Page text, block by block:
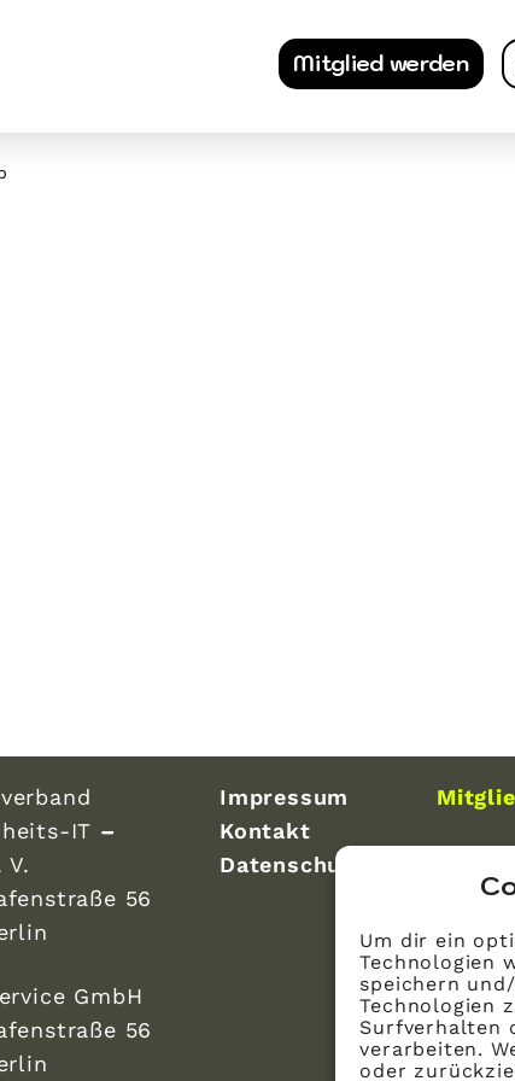
Um dir ein
Technologien
speichern
Technologien
Surfverhalten
verarbeiten.
oder
Mitglied werden
IT –
V.
56
GmbH
56
Impressum
Kontakt
Datenschutz